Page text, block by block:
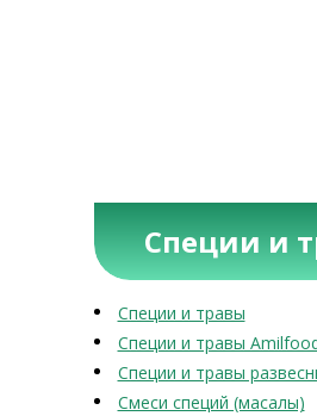
Специи и
Специи и травы
Специи и травы
Специи и травы
Смеси специй (масалы)